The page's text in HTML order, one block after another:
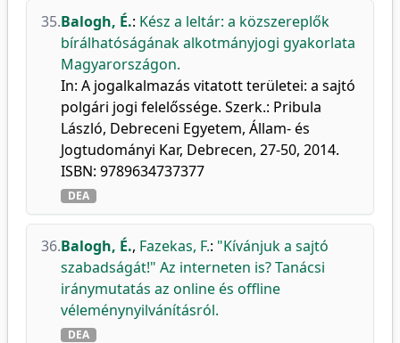
35.Balogh, É.: Kész a leltár: a közszereplők
bírálhatóságának alkotmányjogi gyakorlata
Magyarországon.
In: A jogalkalmazás vitatott területei: a sajtó
polgári jogi felelőssége. Szerk.: Pribula
László, Debreceni Egyetem, Állam- és
Jogtudományi Kar, Debrecen, 27-50, 2014.
ISBN: 9789634737377
DEA
36.Balogh, É., Fazekas, F.: "Kívánjuk a sajtó
szabadságát!" Az interneten is? Tanácsi
iránymutatás az online és offline
véleménynyilvánításról.
DEA